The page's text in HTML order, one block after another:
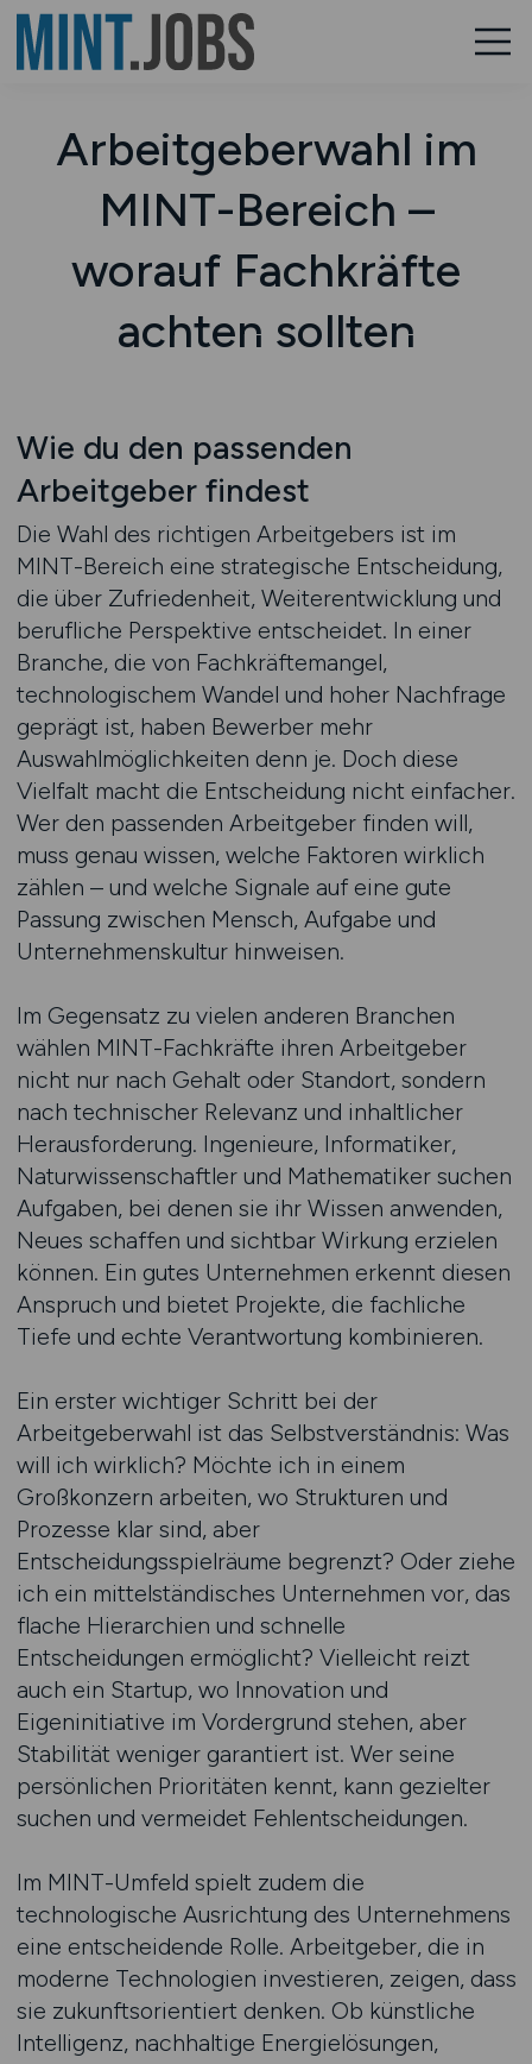
Arbeitgeberwahl im
MINT-Bereich –
worauf Fachkräfte
achten sollten
Wie du den passenden
Arbeitgeber findest
Die Wahl des richtigen Arbeitgebers ist im
MINT-Bereich eine strategische Entscheidung,
die über Zufriedenheit, Weiterentwicklung und
berufliche Perspektive entscheidet. In einer
Branche, die von Fachkräftemangel,
technologischem Wandel und hoher Nachfrage
geprägt ist, haben Bewerber mehr
Auswahlmöglichkeiten denn je. Doch diese
Vielfalt macht die Entscheidung nicht einfacher.
Wer den passenden Arbeitgeber finden will,
muss genau wissen, welche Faktoren wirklich
zählen – und welche Signale auf eine gute
Passung zwischen Mensch, Aufgabe und
Unternehmenskultur hinweisen.
Im Gegensatz zu vielen anderen Branchen
wählen MINT-Fachkräfte ihren Arbeitgeber
nicht nur nach Gehalt oder Standort, sondern
nach technischer Relevanz und inhaltlicher
Herausforderung. Ingenieure, Informatiker,
Naturwissenschaftler und Mathematiker suchen
Aufgaben, bei denen sie ihr Wissen anwenden,
Neues schaffen und sichtbar Wirkung erzielen
können. Ein gutes Unternehmen erkennt diesen
Anspruch und bietet Projekte, die fachliche
Tiefe und echte Verantwortung kombinieren.
Ein erster wichtiger Schritt bei der
Arbeitgeberwahl ist das Selbstverständnis: Was
will ich wirklich? Möchte ich in einem
Großkonzern arbeiten, wo Strukturen und
Prozesse klar sind, aber
Entscheidungsspielräume begrenzt? Oder ziehe
ich ein mittelständisches Unternehmen vor, das
flache Hierarchien und schnelle
Entscheidungen ermöglicht? Vielleicht reizt
auch ein Startup, wo Innovation und
Eigeninitiative im Vordergrund stehen, aber
Stabilität weniger garantiert ist. Wer seine
persönlichen Prioritäten kennt, kann gezielter
suchen und vermeidet Fehlentscheidungen.
Im MINT-Umfeld spielt zudem die
technologische Ausrichtung des Unternehmens
eine entscheidende Rolle. Arbeitgeber, die in
moderne Technologien investieren, zeigen, dass
sie zukunftsorientiert denken. Ob künstliche
Intelligenz, nachhaltige Energielösungen,